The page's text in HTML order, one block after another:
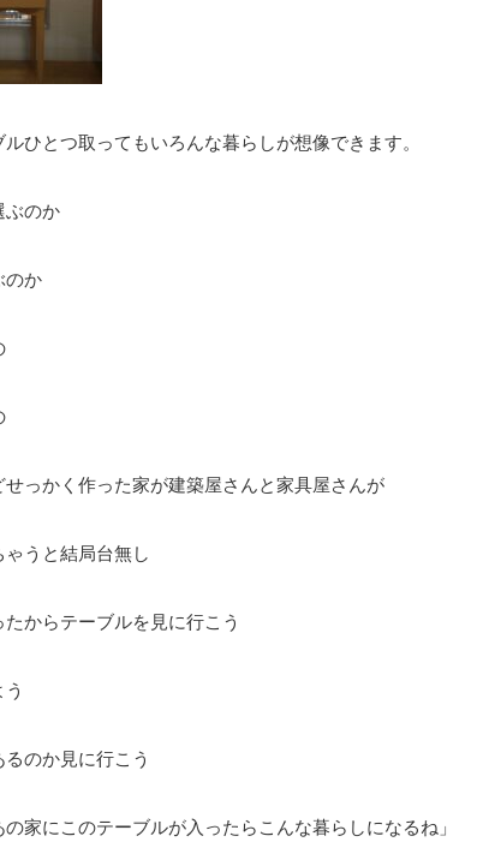
ひとつ取ってもいろんな暮らしが想像できます。
ぶのか
のか
せっかく作った家が建築屋さんと家具屋さんが
うと結局台無し
からテーブルを見に行こう
のか見に行こう
家にこのテーブルが入ったらこんな暮らしになるね」